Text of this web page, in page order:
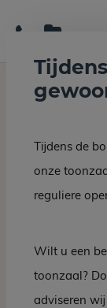
Home
Tijdens de
onze
reguliere
Wilt u een
toonzaal?
adviseren